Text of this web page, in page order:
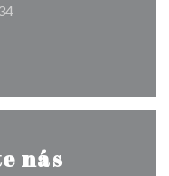
((otevře se v
nás